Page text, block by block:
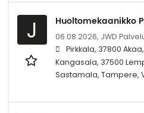
J Huoltomekaanikko
06.08.2026, JWD
Pirkkala, 37800
Kangasala, 37500
Sastamala, Tampere,